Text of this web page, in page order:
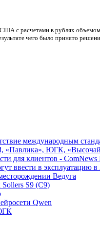
расчетами в рублях
чего было принято
международным
«Павлика», ЮГК,
для клиентов - ComNews
ввести в эксплуатацию в
Ведуга
S9 (С9)
Qwen